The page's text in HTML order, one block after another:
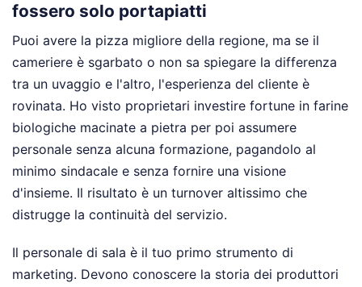
fossero solo portapiatti
Puoi avere la pizza migliore della regione, ma se il
cameriere è sgarbato o non sa spiegare la differenza
tra un uvaggio e l'altro, l'esperienza del cliente è
rovinata. Ho visto proprietari investire fortune in farine
biologiche macinate a pietra per poi assumere
personale senza alcuna formazione, pagandolo al
minimo sindacale e senza fornire una visione
d'insieme. Il risultato è un turnover altissimo che
distrugge la continuità del servizio.
Il personale di sala è il tuo primo strumento di
marketing. Devono conoscere la storia dei produttori